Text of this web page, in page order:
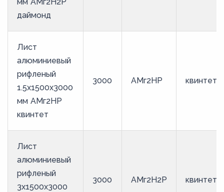
даймонд
Лист
алюминиевый
рифленый
1.5х1500х3000
мм АМг2НР
квинтет
3000 АМг2НР квинтет
Лист
алюминиевый
рифленый
3х1500х3000
3000 АМг2Н2Р квинтет